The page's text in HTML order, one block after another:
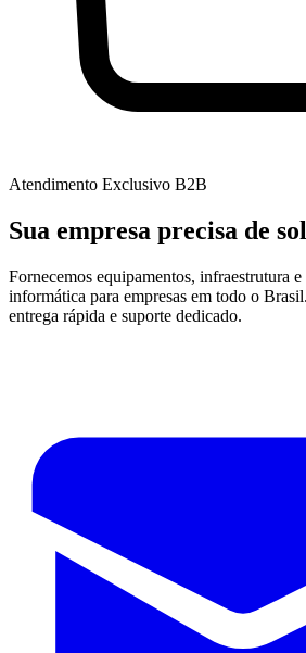
Atendimento Exclusivo B2B
Sua empresa precisa de
Fornecemos equipamentos, infraestrutura
informática para empresas em todo o
entrega rápida e suporte dedicado.